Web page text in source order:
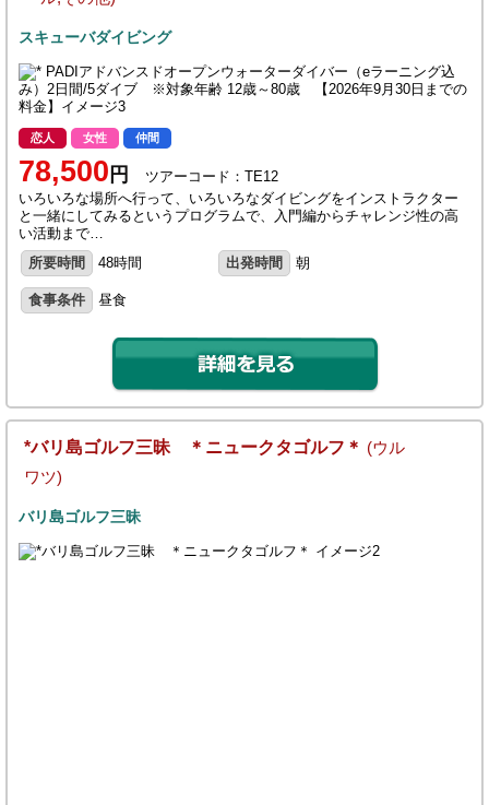
スキューバダイビング
恋人 女性 仲間
78,500 円
ツアーコード：TE12
いろいろな場所へ行って、いろいろなダイビングをインストラクター
と一緒にしてみるというプログラムで、入門編からチャレンジ性の高
い活動まで…
所要時間
48時間 出発時間 朝
食事条件 昼食
*バリ島ゴルフ三昧 ＊ニュークタゴルフ＊ (ウル
ワツ)
バリ島ゴルフ三昧